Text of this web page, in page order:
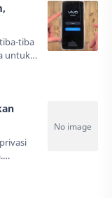
tiba
untuk
degan